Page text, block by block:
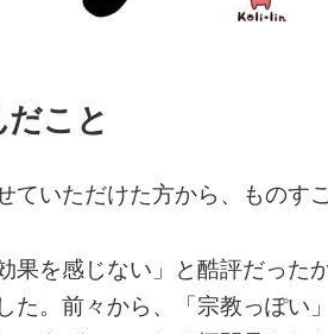
こと
ていただけた方から、ものす
果を感じない」と酷評だった
た。前々から、「宗教っぽい